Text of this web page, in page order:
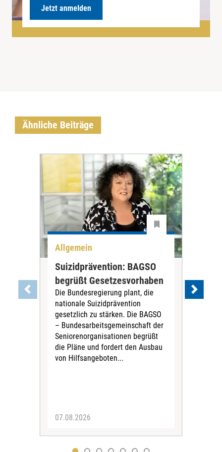
Jetzt anmelden
Ähnliche Beiträge
Allgemein
Suizidprävention: BAGSO
begrüßt Gesetzesvorhaben
Die Bundesregierung plant, die
nationale Suizidprävention
gesetzlich zu stärken. Die BAGSO
– Bundesarbeitsgemeinschaft der
Seniorenorganisationen begrüßt
die Pläne und fordert den Ausbau
von Hilfsangeboten...
07.08.2026